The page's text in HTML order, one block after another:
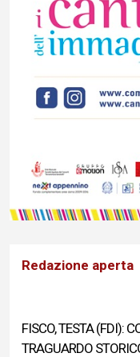
Redazione aperta
FISCO, TESTA (FDI):
TRAGUARDO